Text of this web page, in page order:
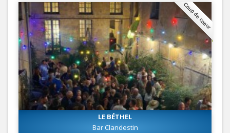
Coup de coeur
LE BÉTHEL
Bar Clandestin